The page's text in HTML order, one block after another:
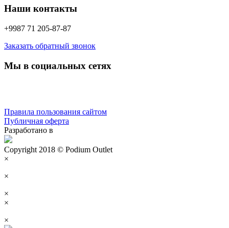
Наши контакты
+9987 71 205-87-87
Заказать обратный звонок
Мы в социальных сетях
Правила пользования сайтом
Публичная оферта
Разработано в
Copyright 2018 © Podium Outlet
×
×
×
×
×